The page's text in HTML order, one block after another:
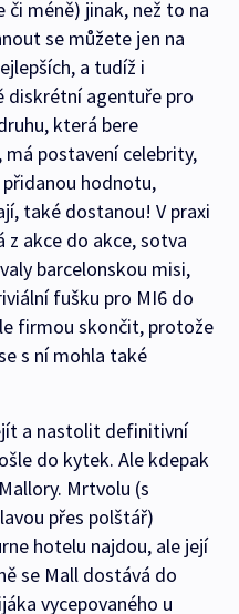
či méně) jinak, než to na
se můžete jen na
a tudíž i
diskrétní agentuře pro
která bere
postavení celebrity,
hodnotu,
také dostanou! V praxi
akce do akce, sotva
barcelonskou misi,
fušku pro MI6 do
firmou skončit, protože
s ní mohla také
a nastolit definitivní
do kytek. Ale kdepak
Mrtvolu (s
přes polštář)
hotelu najdou, ale její
se Mall dostává do
vycepovaného u